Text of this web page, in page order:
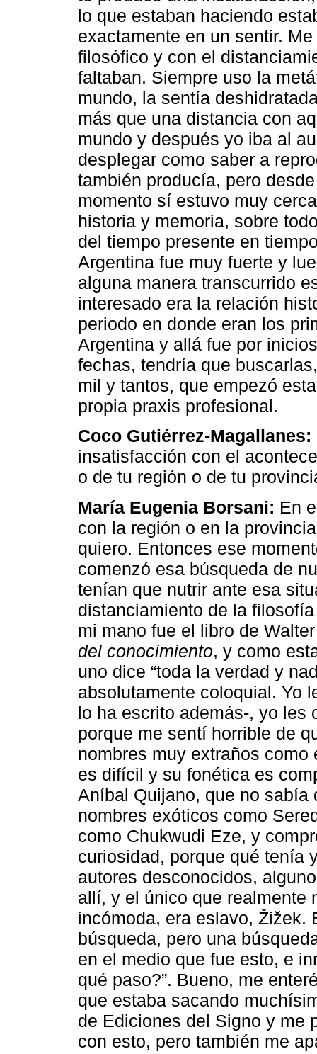
lo que estaban haciendo
exactamente en un sentir.
filosófico y con el
faltaban. Siempre uso la
mundo, la sentía
más que una distancia con
mundo y después yo iba al
desplegar como saber a
también producía, pero
momento sí estuvo muy
historia y memoria, sobre
del tiempo presente en
Argentina fue muy fuerte y
alguna manera transcurrido
interesado era la relación
periodo en donde eran los
Argentina y allá fue por
fechas, tendría que
mil y tantos, que empezó
propia praxis profesional.
Coco Gutiérrez-Magallanes:
insatisfacción con el
o de tu región o de tu
María Eugenia Borsani: En
con la región o en la
quiero. Entonces ese
comenzó esa búsqueda de
tenían que nutrir ante esa
distanciamiento de la
mi mano fue el libro de
del conocimiento, y como
uno dice “toda la verdad y
absolutamente coloquial. Yo
lo ha escrito además-, yo les
porque me sentí horrible de
nombres muy extraños
es difícil y su fonética es
Aníbal Quijano, que no
nombres exóticos como
como Chukwudi Eze, y
curiosidad, porque qué tenía
autores desconocidos,
allí, y el único que realmente
incómoda, era eslavo, Žižek.
búsqueda, pero una
en el medio que fue esto, e
qué paso?”. Bueno, me
que estaba sacando
de Ediciones del Signo y me
con esto, pero también me